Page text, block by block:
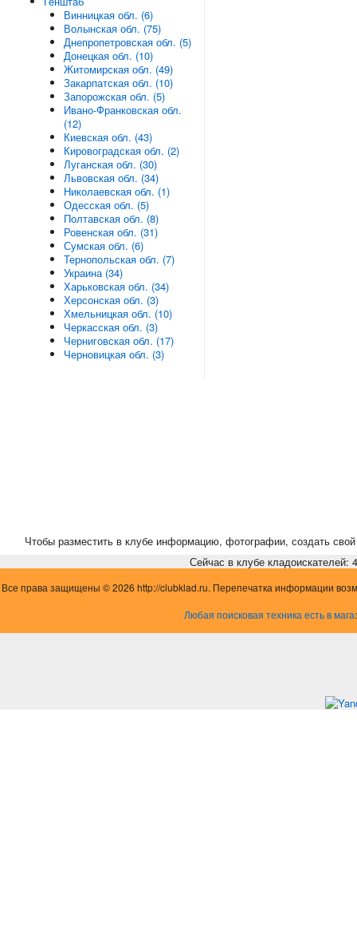
Винницкая обл. (6)
Волынская обл. (75)
Днепропетровская обл. (5)
Донецкая обл. (10)
Житомирская обл. (49)
Закарпатская обл. (10)
Запорожская обл. (5)
Ивано-Франковская обл.
(12)
Киевская обл. (43)
Кировоградская обл. (2)
Луганская обл. (30)
Львовская обл. (34)
Николаевская обл. (1)
Одесская обл. (5)
Полтавская обл. (8)
Ровенская обл. (31)
Сумская обл. (6)
Тернопольская обл. (7)
Украина (34)
Харьковская обл. (34)
Херсонская обл. (3)
Хмельницкая обл. (10)
Черкасская обл. (3)
Черниговская обл. (17)
Черновицкая обл. (3)
Чтобы разместить в клубе информацию, фотографии, создать свой
Сейчас в клубе кладоискателей:
Все права защищены © 2026 http://clubklad.ru. Перепечатка информации
Любая поисковая техника есть в